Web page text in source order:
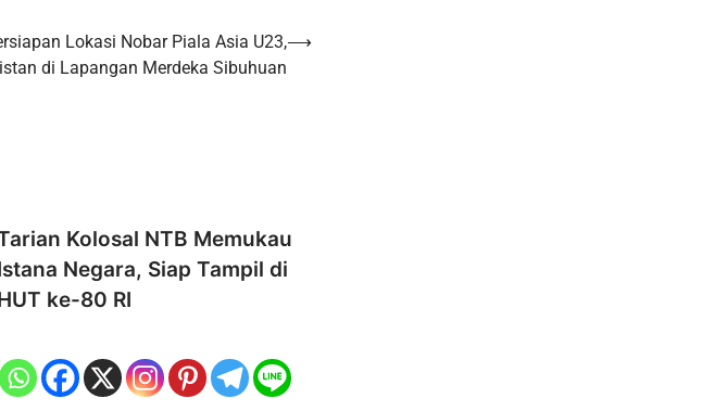
Lokasi Nobar Piala Asia U23,
di Lapangan Merdeka Sibuhuan
⟶
Kolosal NTB Memukau
Negara, Siap Tampil di
ke-80 RI